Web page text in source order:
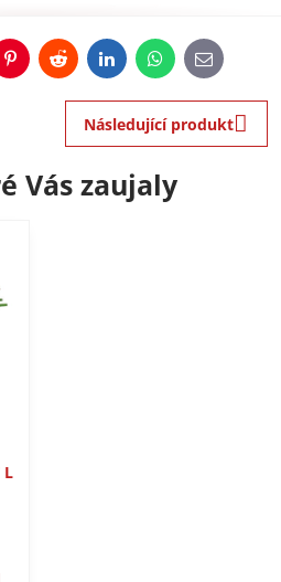
PinterestRedditLinkedInWhatsApp
E-
mail
Následující produkt
Vás zaujaly
L